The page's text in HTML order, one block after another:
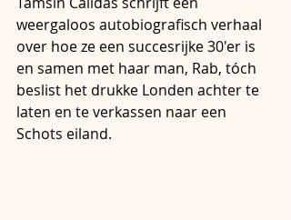
weergaloos autobiografisch verhaal
over hoe ze een succesrijke 30'er is
en samen met haar man, Rab, tóch
beslist het drukke Londen achter te
laten en te verkassen naar een
Schots eiland.